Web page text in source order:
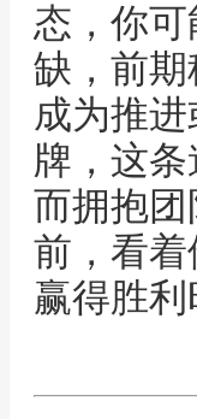
态，你
缺，前
成为推
牌，这
而拥抱
前，看
赢得胜